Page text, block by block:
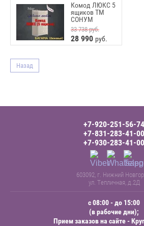
Комод ЛЮКС 5
ящиков ТМ
СОНУМ
33 738руб.
28 990 руб.
Назад
с 08:00 - до 15:00
(в рабочие дни);
Прием заказов на сайте -
+7-920-251-56-74
+7-831-283-41-00
+7-930-283-41-00
603092, г. Нижний
ул. Тепличная, д.2Д